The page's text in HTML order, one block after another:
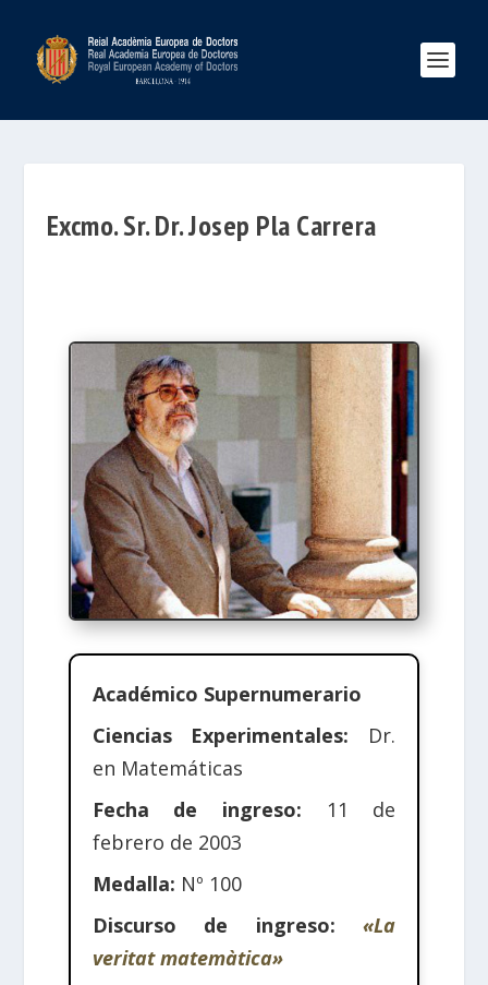
Excmo. Sr. Dr. Josep Pla Carrera
Académico Supernumerario
Ciencias Experimentales: Dr.
en Matemáticas
Fecha de ingreso: 11 de
febrero de 2003
Medalla: Nº 100
Discurso de ingreso:«La
veritat matemàtica»